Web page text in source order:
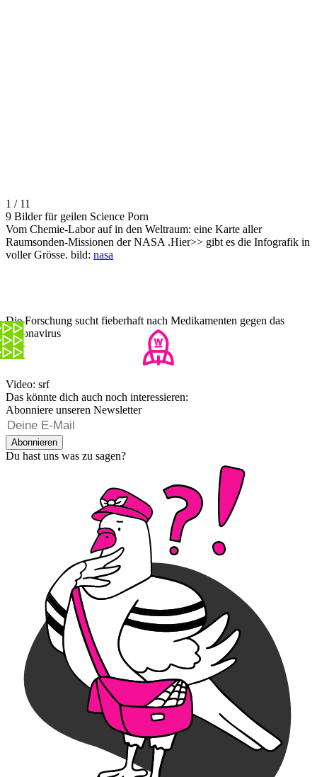
1 / 11
9 Bilder für geilen Science Porn
Vom Chemie-Labor auf in den Weltraum: eine Karte aller
Raumsonden-Missionen der NASA .Hier>> gibt es die Infografik in
voller Grösse. bild: nasa
Die Forschung sucht fieberhaft nach Medikamenten gegen das
Coronavirus
Video: srf
Das könnte dich auch noch interessieren:
Abonniere unseren Newsletter
Abonnieren
Du hast uns was zu sagen?